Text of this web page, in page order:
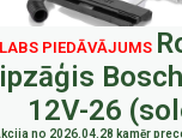
LABS PIEDĀVĀJUMS
12V-26
no 2026.04.28 kamēr